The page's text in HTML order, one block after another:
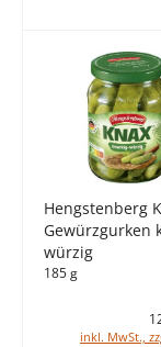
Hengstenberg
Gewürzgurken
würzig
185 g
inkl. MwSt.,